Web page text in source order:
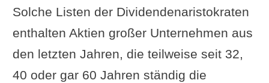
Solche Listen der Dividendenaristokraten
enthalten Aktien großer Unternehmen aus
den letzten Jahren, die teilweise seit 32,
40 oder gar 60 Jahren ständig die